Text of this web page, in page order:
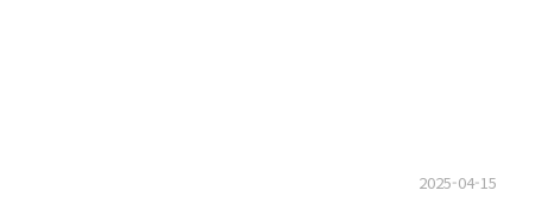
2025-04-15